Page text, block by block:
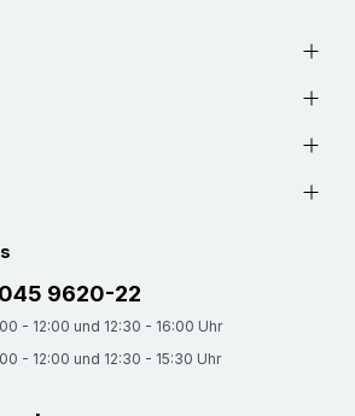
9620-22
- 12:00 und 12:30 - 16:00 Uhr
- 12:00 und 12:30 - 15:30 Uhr